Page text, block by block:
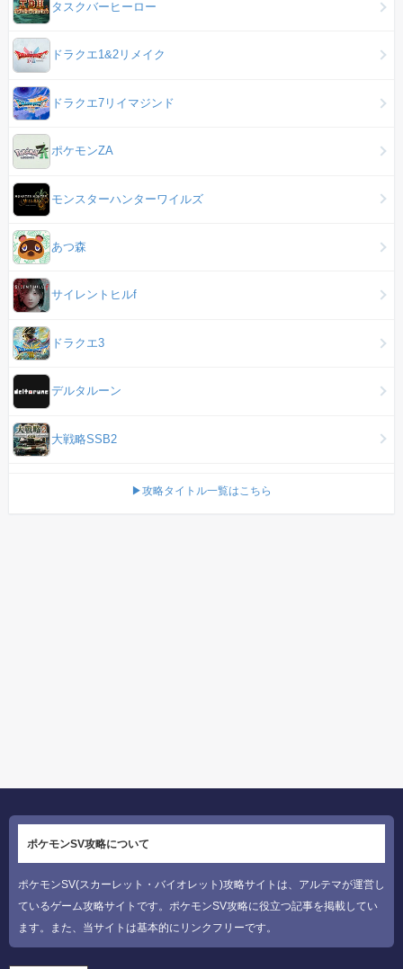
タスクバーヒーロー
ドラクエ1&2リメイク
ドラクエ7リイマジンド
ポケモンZA
モンスターハンターワイルズ
あつ森
サイレントヒルf
ドラクエ3
デルタルーン
大戦略SSB2
▶攻略タイトル一覧はこちら
ポケモンSV攻略について
ポケモンSV(スカーレット・バイオレット)攻略サイトは、アルテマが運営し
ているゲーム攻略サイトです。ポケモンSV攻略に役立つ記事を掲載してい
ます。また、当サイトは基本的にリンクフリーです。